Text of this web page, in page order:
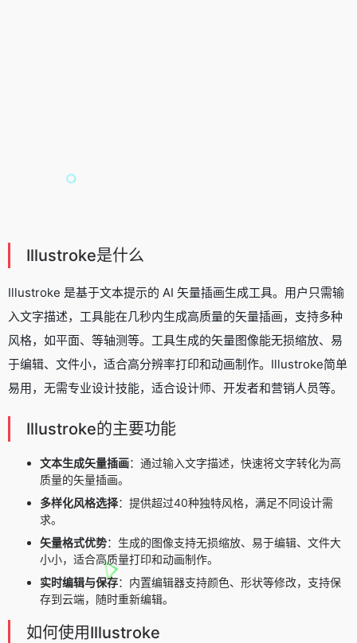
Illustroke是什么
Illustroke 是基于文本提示的 AI 矢量插画生成工具。用户只需输
入文字描述，工具能在几秒内生成高质量的矢量插画，支持多种
风格，如平面、等轴测等。工具生成的矢量图像能无损缩放、易
于编辑、文件小，适合高分辨率打印和动画制作。Illustroke简单
易用，无需专业设计技能，适合设计师、开发者和营销人员等。
Illustroke的主要功能
文本生成矢量插画：通过输入文字描述，快速将文字转化为高
质量的矢量插画。
多样化风格选择：提供超过40种独特风格，满足不同设计需
求。
矢量格式优势：生成的图像支持无损缩放、易于编辑、文件大
小小，适合高质量打印和动画制作。
实时编辑与保存：内置编辑器支持颜色、形状等修改，支持保
存到云端，随时重新编辑。
如何使用Illustroke